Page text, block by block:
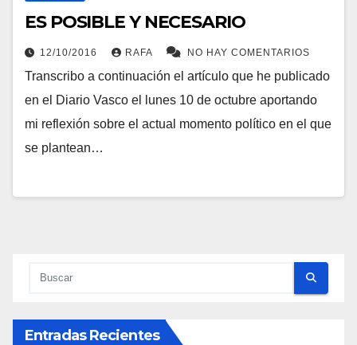
ES POSIBLE Y NECESARIO
12/10/2016 RAFA NO HAY COMENTARIOS
Transcribo a continuación el artí­culo que he publicado
en el Diario Vasco el lunes 10 de octubre aportando
mi reflexión sobre el actual momento polí­tico en el que
se plantean…
Entradas Recientes